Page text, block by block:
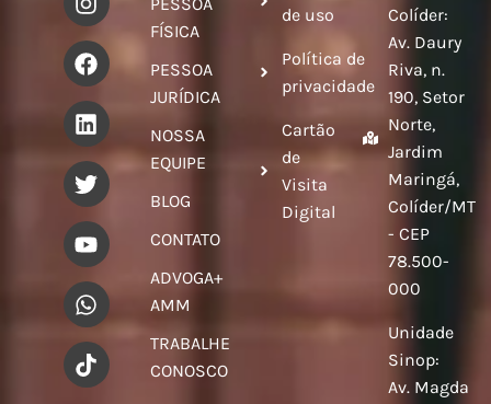
PESSOA
FÍSICA
PESSOA
JURÍDICA
NOSSA
EQUIPE
BLOG
CONTATO
ADVOGA+
AMM
TRABALHE
CONOSCO
de uso
Política de
privacidade
Cartão
de
Visita
Digital
Colíder:
Av. Daury
Riva, n.
190, Setor
Norte,
Jardim
Maringá,
Colíder/MT
- CEP
78.500-
000
Unidade
Sinop:
Av. Magda